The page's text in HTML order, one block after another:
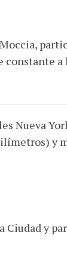
a
Nueva
y
Ciudad y